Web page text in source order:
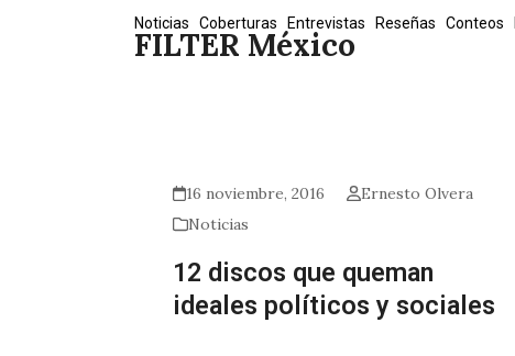
FILTER México
Noticias Coberturas Entrevistas Reseñas Conteos
16 noviembre, 2016
Ernesto Olvera
Noticias
12 discos que queman
ideales políticos y sociales